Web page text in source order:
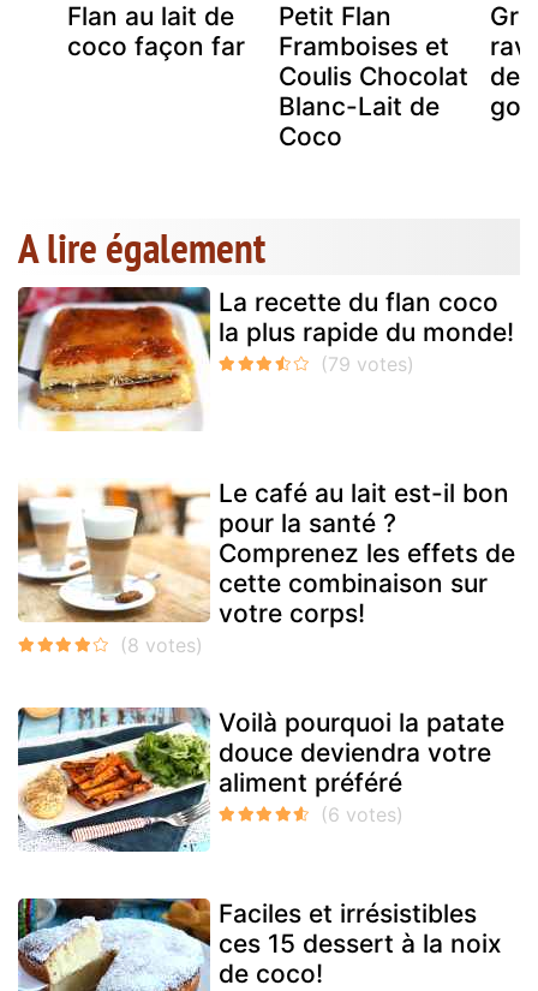
Flan au lait de
coco façon far
Petit Flan
Framboises et
Coulis Chocolat
Blanc-Lait de
Coco
de
A lire également
La recette du flan coco
la plus rapide du monde!
Le café au lait est-il bon
pour la santé ?
Comprenez les effets de
cette combinaison sur
votre corps!
Voilà pourquoi la patate
douce deviendra votre
aliment préféré
Faciles et irrésistibles
ces 15 dessert à la noix
de coco!